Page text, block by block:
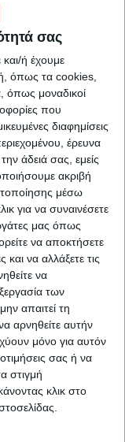
σας
ή έχουμε
όπως τα cookies,
όπως μοναδικοί
που
διαφημίσεις
έρευνα
άδειά σας, εμείς
ακριβή
μέσω
για να συναινέσετε
μας όπως
να αποκτήσετε
να αλλάξετε τις
να
των
απαιτεί τη
αρνηθείτε αυτήν
μόνο για αυτόν
σας ή να
στιγμή
κλικ στο
το μόνο
γκέιμ από
πάλι δυο
Στο τρίτο και
5-2
τον τρόπο
σε 5-3.
στο σερβίς
πάντως
το σετ,
θα παίξει με
θα
3ο γύρο και
Ο στόχος
είναι να